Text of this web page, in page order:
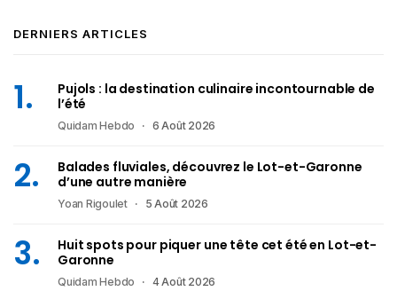
DERNIERS ARTICLES
Pujols : la destination culinaire incontournable de
l’été
Quidam Hebdo 6 Août 2026
Balades fluviales, découvrez le Lot-et-Garonne
d’une autre manière
Yoan Rigoulet 5 Août 2026
Huit spots pour piquer une tête cet été en Lot-et-
Garonne
Quidam Hebdo 4 Août 2026